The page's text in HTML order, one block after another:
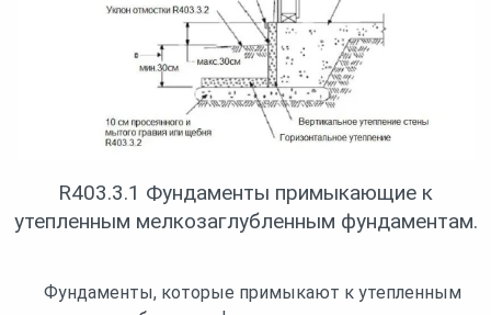
R403.3.1 Фундаменты примыкающие к
утепленным мелкозаглубленным фундаментам.
Фундаменты, которые примыкают к утепленным